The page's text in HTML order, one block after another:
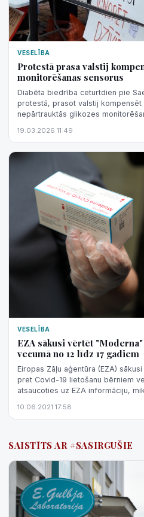
VESELĪBA
Protestā prasa valstij
monitorēšanas sensorus
Diabēta biedrība ceturtdien pie
protestā, prasot valstij kompensēt
nepārtrauktās glikozes
19.03.2026 11:49
VESELĪBA
EZA sākusi vērtēt
vecumā no 12 līdz 17 gadiem
Eiropas Zāļu aģentūra (EZA)
pret Covid-19 lietošanu bērniem
atsaucoties uz EZA informāciju,
10.06.2021 17:58
SAISTĪTS AR #SASIRGUŠIE